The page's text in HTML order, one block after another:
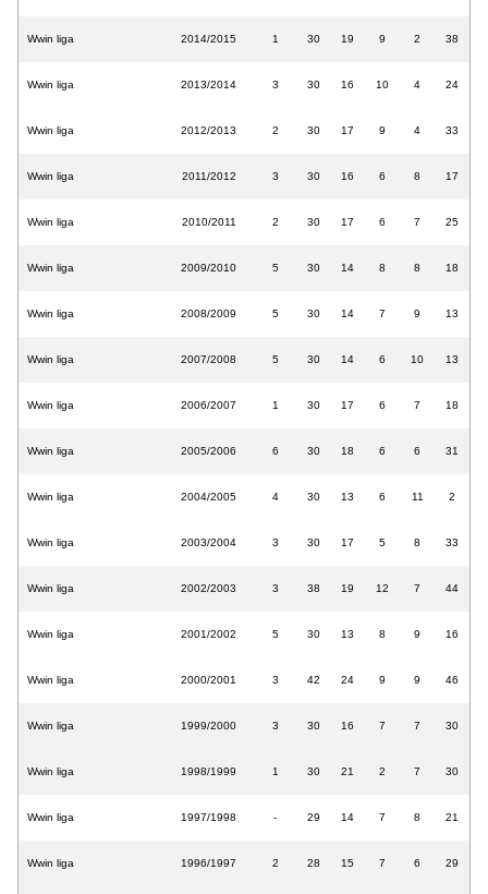
Wwin liga 2014/2015 1 30 19 9 2 38
Wwin liga 2013/2014 3 30 16 10 4 24
Wwin liga 2012/2013 2 30 17 9 4 33
Wwin liga 2011/2012 3 30 16 6 8 17
Wwin liga 2010/2011 2 30 17 6 7 25
Wwin liga 2009/2010 5 30 14 8 8 18
Wwin liga 2008/2009 5 30 14 7 9 13
Wwin liga 2007/2008 5 30 14 6 10 13
Wwin liga 2006/2007 1 30 17 6 7 18
Wwin liga 2005/2006 6 30 18 6 6 31
Wwin liga 2004/2005 4 30 13 6 11 2
Wwin liga 2003/2004 3 30 17 5 8 33
Wwin liga 2002/2003 3 38 19 12 7 44
Wwin liga 2001/2002 5 30 13 8 9 16
Wwin liga 2000/2001 3 42 24 9 9 46
Wwin liga 1999/2000 3 30 16 7 7 30
Wwin liga 1998/1999 1 30 21 2 7 30
Wwin liga 1997/1998 - 29 14 7 8 21
Wwin liga 1996/1997 2 28 15 7 6 29